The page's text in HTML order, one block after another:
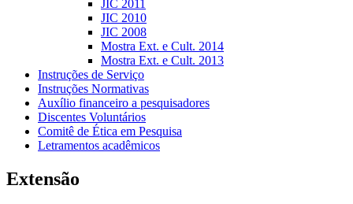
JIC 2011
JIC 2010
JIC 2008
Mostra Ext. e Cult. 2014
Mostra Ext. e Cult. 2013
Instruções de Serviço
Instruções Normativas
Auxílio financeiro a pesquisadores
Discentes Voluntários
Comitê de Ética em Pesquisa
Letramentos acadêmicos
Extensão